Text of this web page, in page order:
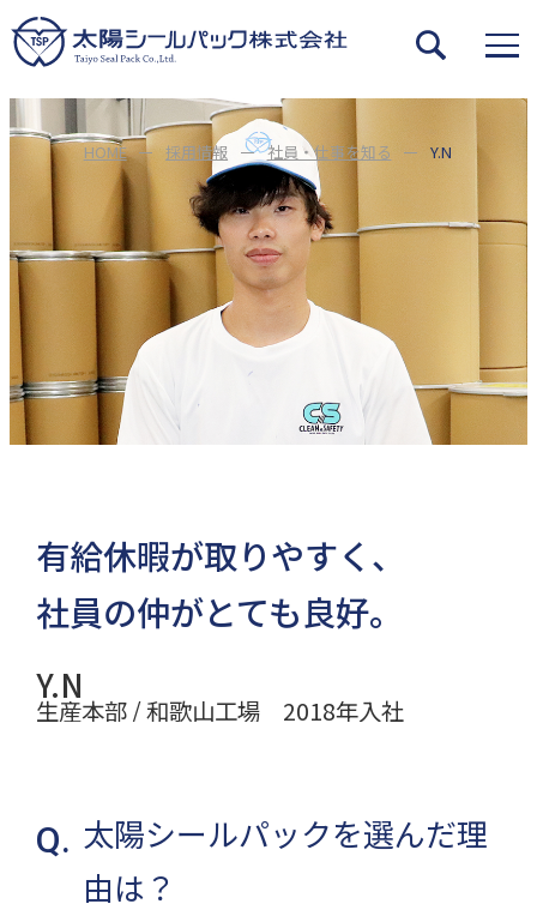
HOME 採用情報 社員・仕事を知る Y.N
有給休暇が取りやすく、
社員の仲がとても良好。
Y.N
生産本部 / 和歌山工場 2018年入社
太陽シールパックを選んだ理
由は？